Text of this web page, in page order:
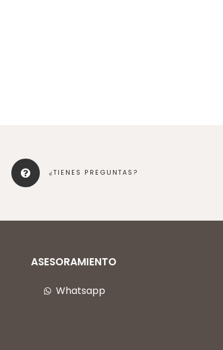
¿TIENES PREGUNTAS?
ASESORAMIENTO
Whatsapp